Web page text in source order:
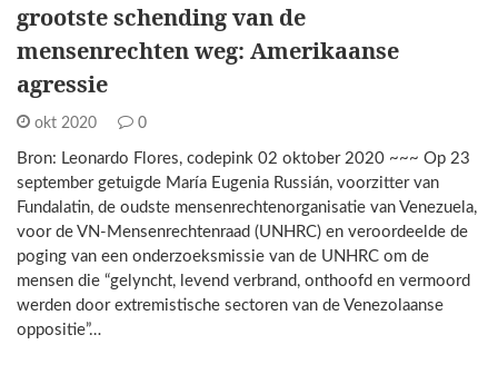
grootste schending van de
mensenrechten weg: Amerikaanse
agressie
okt 2020 0
Bron: Leonardo Flores, codepink 02 oktober 2020 ~~~ Op 23
september getuigde María Eugenia Russián, voorzitter van
Fundalatin, de oudste mensenrechtenorganisatie van Venezuela,
voor de VN-Mensenrechtenraad (UNHRC) en veroordeelde de
poging van een onderzoeksmissie van de UNHRC om de
mensen die “gelyncht, levend verbrand, onthoofd en vermoord
werden door extremistische sectoren van de Venezolaanse
oppositie”…